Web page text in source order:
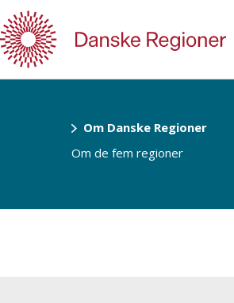
til
indhold
Om Danske Regioner
Om de fem regioner